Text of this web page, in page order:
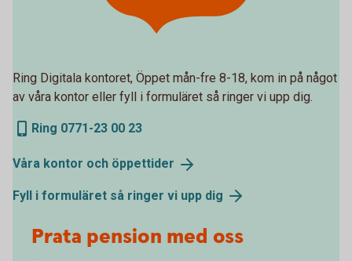
Ring Digitala kontoret, Öppet mån-fre 8-18, kom in på något
av våra kontor eller fyll i formuläret så ringer vi upp dig.
Ring 0771-23 00 23
Våra kontor och öppettider
Fyll i formuläret så ringer vi upp dig
Prata pension med oss